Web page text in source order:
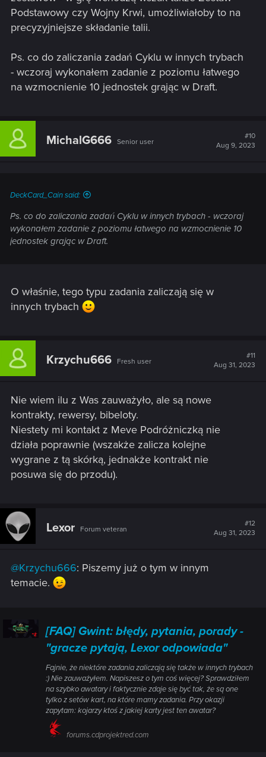
Podstawowy czy Wojny Krwi, umożliwiałoby to na
precyzyjniejsze składanie talii.
Ps. co do zaliczania zadań Cyklu w innych trybach
- wczoraj wykonałem zadanie z poziomu łatwego
na wzmocnienie 10 jednostek grając w Draft.
MichalG666 Senior user
#10
Aug 9, 2023
DeckCard_Cain said:
Ps. co do zaliczania zadań Cyklu w innych trybach - wczoraj
wykonałem zadanie z poziomu łatwego na wzmocnienie 10
jednostek grając w Draft.
O właśnie, tego typu zadania zaliczają się w
innych trybach
Krzychu666 Fresh user
#11
Aug 31, 2023
Nie wiem ilu z Was zauważyło, ale są nowe
kontrakty, rewersy, bibeloty.
Niestety mi kontakt z Meve Podróżniczką nie
działa poprawnie (wszakże zalicza kolejne
wygrane z tą skórką, jednakże kontrakt nie
posuwa się do przodu).
Lexor Forum veteran
#12
Aug 31, 2023
@Krzychu666: Piszemy już o tym w innym
temacie.
[FAQ] Gwint: błędy, pytania, porady -
"gracze pytają, Lexor odpowiada"
Fajnie, że niektóre zadania zaliczają się także w innych trybach
:) Nie zauważyłem. Napiszesz o tym coś więcej? Sprawdziłem
na szybko awatary i faktycznie zdaje się być tak, że są one
tylko z setów kart, na które mamy zadania. Przy okazji
zapytam: kojarzy ktoś z jakiej karty jest ten awatar?
forums.cdprojektred.com